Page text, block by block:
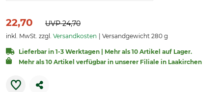
22,70 UVP24,70
inkl. MwSt. zzgl. Versandkosten Versandgewicht 280 g
Lieferbar in 1-3 Werktagen | Mehr als 10 Artikel auf Lager.
Mehr als 10 Artikel verfügbar in unserer Filiale in Laakirchen